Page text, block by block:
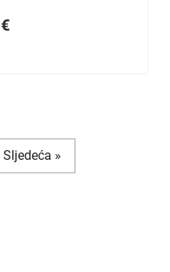
€
Sljedeća »